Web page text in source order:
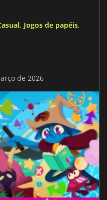
, Jogos de papéis,
de 2026